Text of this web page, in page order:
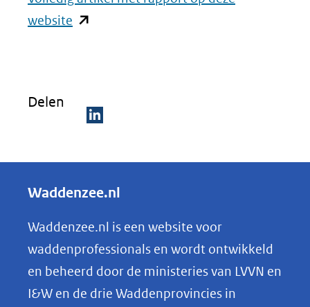
website (opent
(verwijst
website)
Delen
e
e
n
o
p
Waddenzee.nl
Waddenzee.nl is een website voor
waddenprofessionals en wordt ontwikkeld
en beheerd door de ministeries van LVVN en
I&W en de drie Waddenprovincies in